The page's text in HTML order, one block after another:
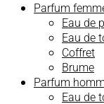
Parfum
Eau de
Eau de
Coffret
Brume
Parfum
Eau de